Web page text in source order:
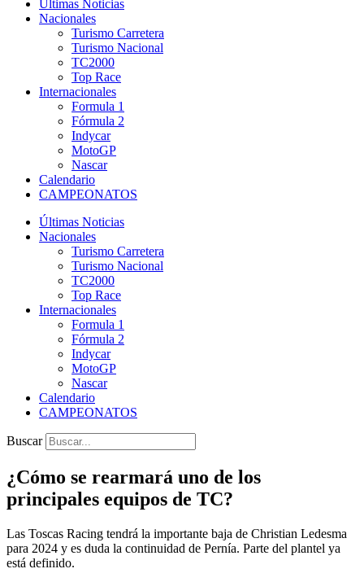
Últimas Noticias
Nacionales
Turismo Carretera
Turismo Nacional
TC2000
Top Race
Internacionales
Formula 1
Fórmula 2
Indycar
MotoGP
Nascar
Calendario
CAMPEONATOS
Últimas Noticias
Nacionales
Turismo Carretera
Turismo Nacional
TC2000
Top Race
Internacionales
Formula 1
Fórmula 2
Indycar
MotoGP
Nascar
Calendario
CAMPEONATOS
Buscar
¿Cómo se rearmará uno de los
principales equipos de TC?
Las Toscas Racing tendrá la importante baja de Christian Ledesma
para 2024 y es duda la continuidad de Pernía. Parte del plantel ya
está definido.